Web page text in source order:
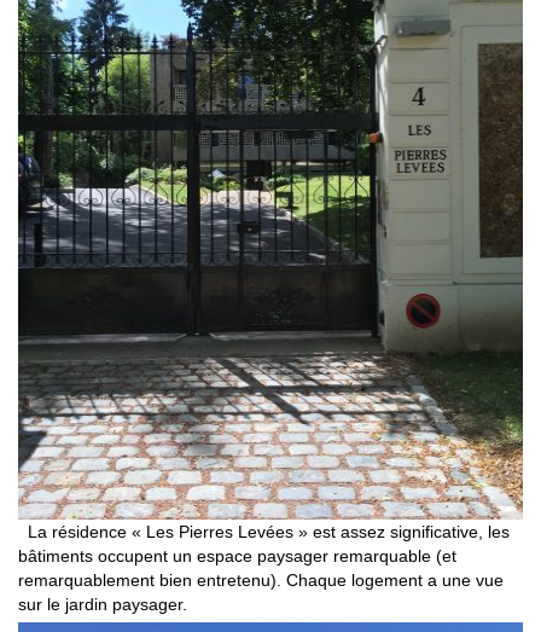
La résidence « Les Pierres Levées » est assez significative, les
bâtiments occupent un espace paysager remarquable (et
remarquablement bien entretenu). Chaque logement a une vue
sur le jardin paysager.